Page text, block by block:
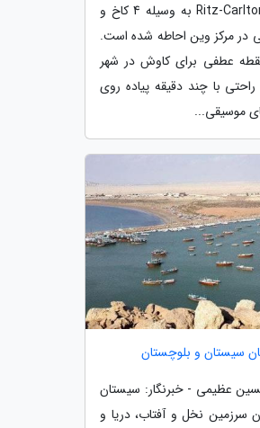
Ritz-Carlton, Vienna به وسیله 4 کاخ و
در مرکز وین احاطه شده است.
عطفی برای کاوش در شهر
با چند دقیقه پیاده روی
موسیقی...
سیستان و بلوچستان
عظیمی - خبرنگار: سیستان
سرزمین نخل و آفتاب، دریا و